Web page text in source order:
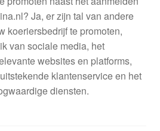
Ja, er zijn tal van andere
koeriersbedrijf te promoten,
van sociale media, het
websites en platforms,
klantenservice en het
diensten.